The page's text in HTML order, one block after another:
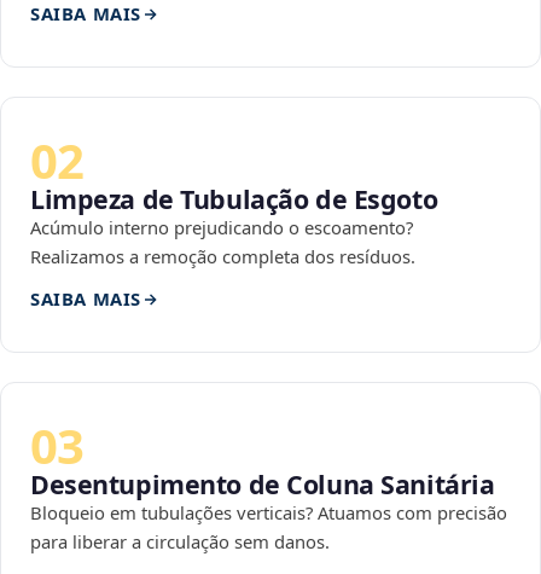
SAIBA MAIS
02
Limpeza de Tubulação de Esgoto
Acúmulo interno prejudicando o escoamento?
Realizamos a remoção completa dos resíduos.
SAIBA MAIS
03
Desentupimento de Coluna Sanitária
Bloqueio em tubulações verticais? Atuamos com precisão
para liberar a circulação sem danos.